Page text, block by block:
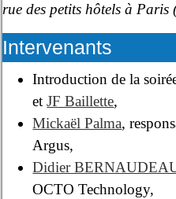
rue des petits hôtels à Paris
Intervenants
Introduction de la
etJF Baillette,
Mickaël Palma,
Argus,
Didier
OCTO Technology,